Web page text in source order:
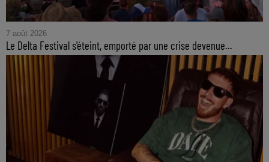
7 août 2026
Le Delta Festival s'éteint, emporté par une crise devenue...